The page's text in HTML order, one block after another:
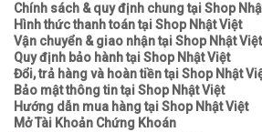
Chính sách & quy định chung tại Shop
Hình thức thanh toán tại Shop Nhật Việt
Vận chuyển & giao nhận tại Shop Nhật Việt
Quy định bảo hành tại Shop Nhật Việt
Đổi, trả hàng và hoàn tiền tại Shop Nhật
Bảo mật thông tin tại Shop Nhật Việt
Hướng dẫn mua hàng tại Shop Nhật Việt
Mở Tài Khoản Chứng Khoán